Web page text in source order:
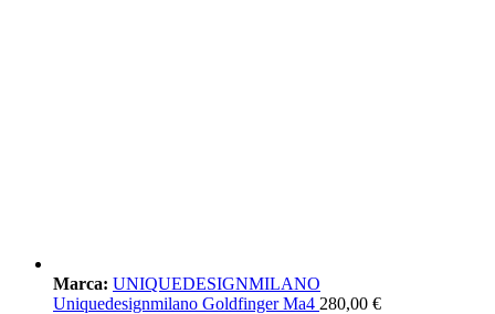
Marca: UNIQUEDESIGNMILANO
Uniquedesignmilano Goldfinger Ma4 280,00 €